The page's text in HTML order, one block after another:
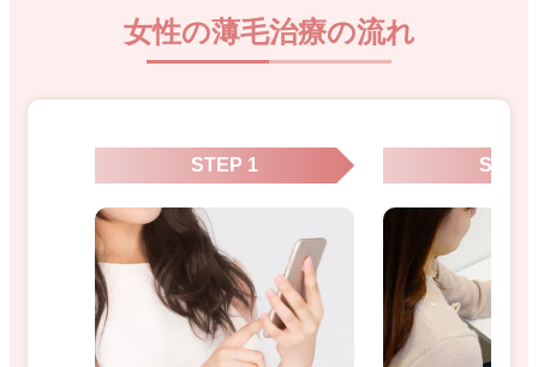
女性の薄毛治療の流れ
STEP 1 STEP